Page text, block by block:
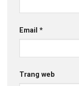
Email *
Trang web